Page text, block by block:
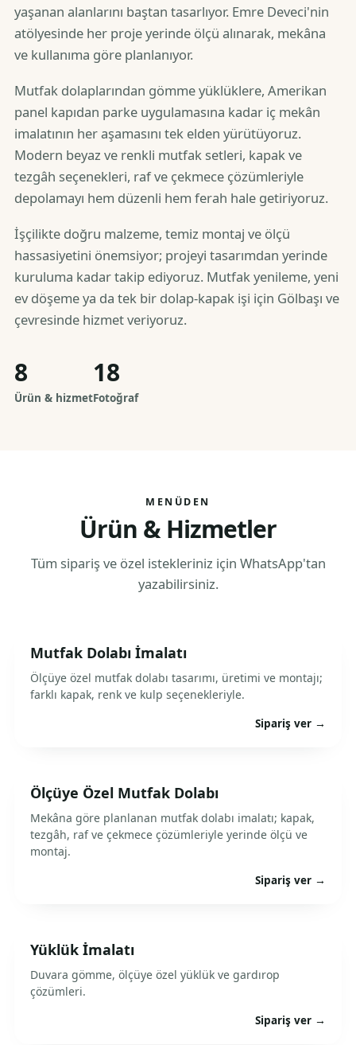
yaşanan alanlarını baştan tasarlıyor. Emre Deveci'nin
atölyesinde her proje yerinde ölçü alınarak, mekâna
ve kullanıma göre planlanıyor.
Mutfak dolaplarından gömme yüklüklere, Amerikan
panel kapıdan parke uygulamasına kadar iç mekân
imalatının her aşamasını tek elden yürütüyoruz.
Modern beyaz ve renkli mutfak setleri, kapak ve
tezgâh seçenekleri, raf ve çekmece çözümleriyle
depolamayı hem düzenli hem ferah hale getiriyoruz.
İşçilikte doğru malzeme, temiz montaj ve ölçü
hassasiyetini önemsiyor; projeyi tasarımdan yerinde
kuruluma kadar takip ediyoruz. Mutfak yenileme, yeni
ev döşeme ya da tek bir dolap-kapak işi için Gölbaşı ve
çevresinde hizmet veriyoruz.
8
Ürün & hizmet
18
Fotoğraf
MENÜDEN
Ürün & Hizmetler
Tüm sipariş ve özel istekleriniz için WhatsApp'tan
yazabilirsiniz.
Mutfak Dolabı İmalatı
Ölçüye özel mutfak dolabı tasarımı, üretimi ve montajı;
farklı kapak, renk ve kulp seçenekleriyle.
Sipariş ver →
Ölçüye Özel Mutfak Dolabı
Mekâna göre planlanan mutfak dolabı imalatı; kapak,
tezgâh, raf ve çekmece çözümleriyle yerinde ölçü ve
montaj.
Sipariş ver →
Yüklük İmalatı
Duvara gömme, ölçüye özel yüklük ve gardırop
çözümleri.
Sipariş ver →